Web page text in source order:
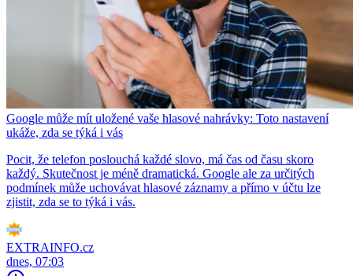
Google může mít uložené vaše hlasové nahrávky: Toto nastavení
ukáže, zda se týká i vás
Pocit, že telefon poslouchá každé slovo, má čas od času skoro
každý. Skutečnost je méně dramatická. Google ale za určitých
podmínek může uchovávat hlasové záznamy a přímo v účtu lze
zjistit, zda se to týká i vás.
EXTRAINFO.cz
dnes, 07:03